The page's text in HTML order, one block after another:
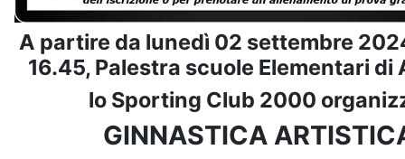
A partire da lunedì 02 settembre
16.45, Palestra scuole Elementari di
lo Sporting Club 2000
GINNASTICA